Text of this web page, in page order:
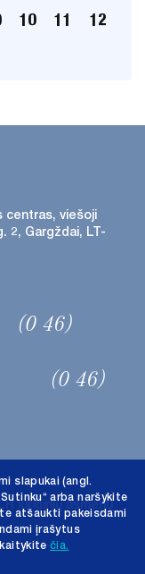
10 11 12
centras, viešoji
2, Gargždai, LT-
(0 46)
(0 46)
juridinių asmenų
slapukai (angl.
arba naršykite
atšaukti pakeisdami
įrašytus
čia.